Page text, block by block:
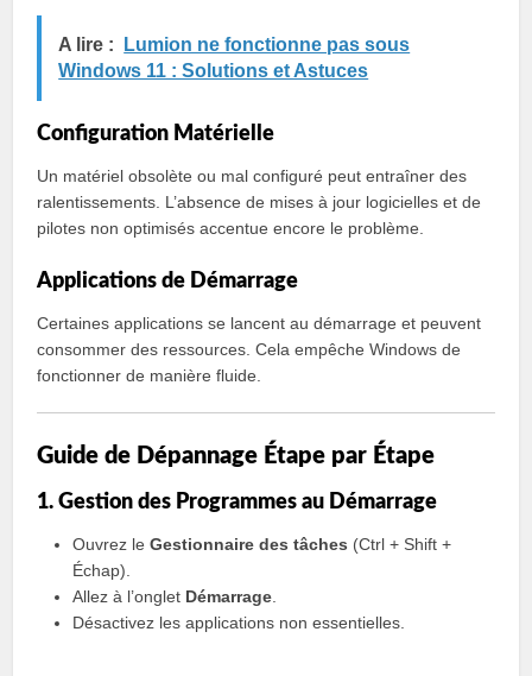
A lire :
Lumion ne fonctionne pas sous
Windows 11 : Solutions et Astuces
Configuration Matérielle
Un matériel obsolète ou mal configuré peut entraîner des
ralentissements. L’absence de mises à jour logicielles et de
pilotes non optimisés accentue encore le problème.
Applications de Démarrage
Certaines applications se lancent au démarrage et peuvent
consommer des ressources. Cela empêche Windows de
fonctionner de manière fluide.
Guide de Dépannage Étape par Étape
1. Gestion des Programmes au Démarrage
Ouvrez leGestionnaire des tâches (Ctrl + Shift +
Échap).
Allez à l’onglet Démarrage
Désactivez les applications non essentielles.